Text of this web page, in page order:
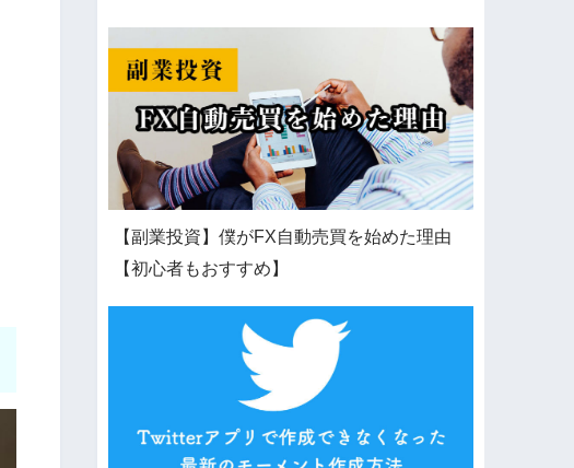
【副業投資】僕がFX自動売買を始めた理由
【初心者もおすすめ】